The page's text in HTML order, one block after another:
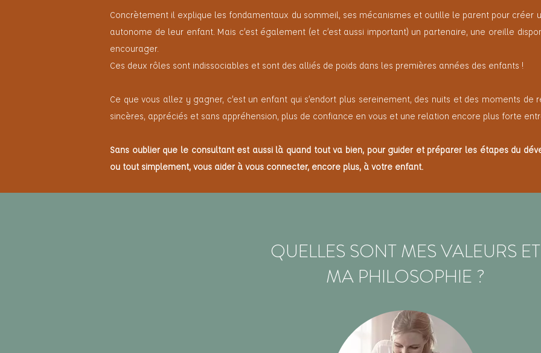
Concrètement il explique les fondamentaux du sommeil, ses mécanismes et outille le parent pour créer
autonome de leur enfant. Mais c’est également (et c’est aussi important) un partenaire, une oreille
encourager.
Ces deux rôles sont indissociables et sont des alliés de poids dans les premières années des enfants !
Ce que vous allez y gagner, c’est un enfant qui s’endort plus sereinement, des nuits et des moments de
sincères, appréciés et sans appréhension, plus de confiance en vous et une relation encore plus forte
Sans oublier que le consultant est aussi là quand tout va bien, pour guider et préparer les étapes du
ou tout simplement, vous aider à vous connecter, encore plus, à votre enfant.
QUELLES SONT MES VALEURS ET
MA PHILOSOPHIE ?